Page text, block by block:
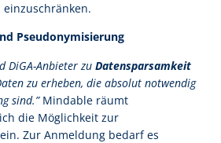
Pseudonymisierung
DiGA-Anbieter zu Datensparsamkeit
zu erheben, die absolut notwendig
sind.”Mindable räumt
die Möglichkeit zur
ein. Zur Anmeldung bedarf es